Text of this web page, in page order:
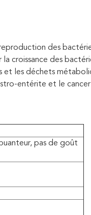
des
croissance des
et les déchets
entérite et le
pas de goût